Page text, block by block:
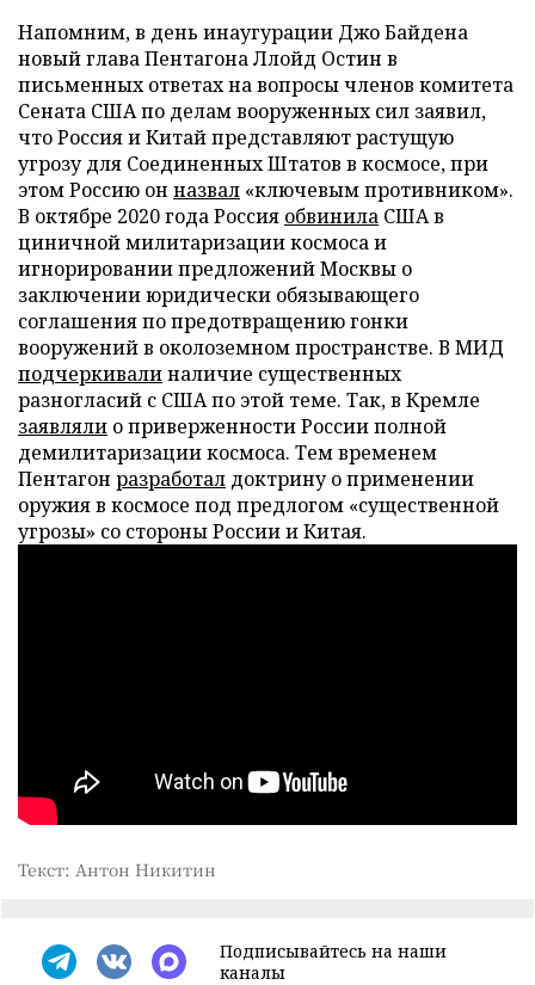
Напомним, в день инаугурации Джо Байдена
новый глава Пентагона Ллойд Остин в
письменных ответах на вопросы членов комитета
Сената США по делам вооруженных сил заявил,
что Россия и Китай представляют растущую
угрозу для Соединенных Штатов в космосе, при
этом Россию он назвал «ключевым противником».
В октябре 2020 года Россия обвинила США в
циничной милитаризации космоса и
игнорировании предложений Москвы о
заключении юридически обязывающего
соглашения по предотвращению гонки
вооружений в околоземном пространстве. В МИД
подчеркивалиналичие существенных
разногласий с США по этой теме. Так, в Кремле
заявляли о приверженности России полной
демилитаризации космоса. Тем временем
Пентагон разработал доктрину о применении
оружия в космосе под предлогом «существенной
угрозы» со стороны России и Китая.
Текст: Антон Никитин
Подписывайтесь на наши
каналы